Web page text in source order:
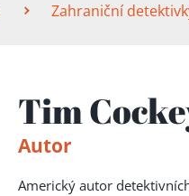
Zahraniční
Tim
Autor
Americký autor